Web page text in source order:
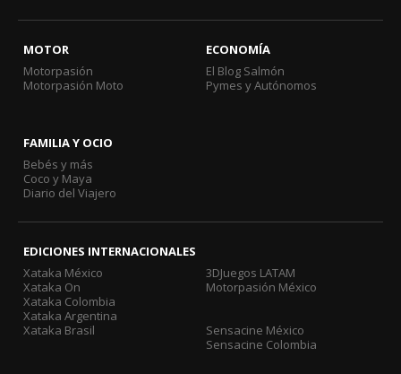
MOTOR
Motorpasión
Motorpasión Moto
ECONOMÍA
El Blog Salmón
Pymes y Autónomos
FAMILIA Y OCIO
Bebés y más
Coco y Maya
Diario del Viajero
EDICIONES INTERNACIONALES
Xataka México
Xataka On
Xataka Colombia
Xataka Argentina
Xataka Brasil
3DJuegos LATAM
Motorpasión México
Sensacine México
Sensacine Colombia